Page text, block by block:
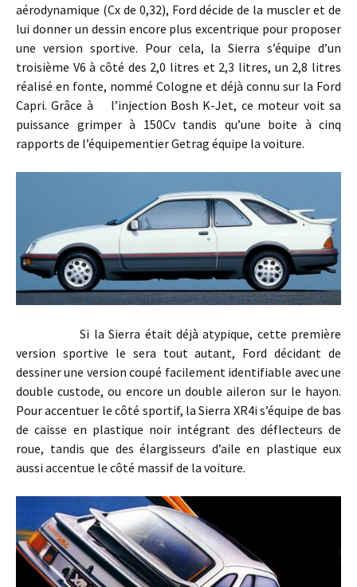
aérodynamique (Cx de 0,32), Ford décide de la muscler et de
lui donner un dessin encore plus excentrique pour proposer
une version sportive. Pour cela, la Sierra s’équipe d’un
troisième V6 à côté des 2,0 litres et 2,3 litres, un 2,8 litres
réalisé en fonte, nommé Cologne et déjà connu sur la Ford
Capri. Grâce à l’injection Bosh K-Jet, ce moteur voit sa
puissance grimper à 150Cv tandis qu’une boite à cinq
rapports de l’équipementier Getrag équipe la voiture.
Si la Sierra était déjà atypique, cette première
version sportive le sera tout autant, Ford décidant de
dessiner une version coupé facilement identifiable avec une
double custode, ou encore un double aileron sur le hayon.
Pour accentuer le côté sportif, la Sierra XR4i s’équipe de bas
de caisse en plastique noir intégrant des déflecteurs de
roue, tandis que des élargisseurs d’aile en plastique eux
aussi accentue le côté massif de la voiture.